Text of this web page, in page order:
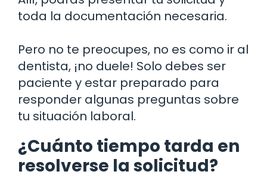
toda la documentación necesaria.
Pero no te preocupes, no es como ir al
dentista, ¡no duele! Solo debes ser
paciente y estar preparado para
responder algunas preguntas sobre
tu situación laboral.
¿Cuánto tiempo tarda en
resolverse la solicitud?